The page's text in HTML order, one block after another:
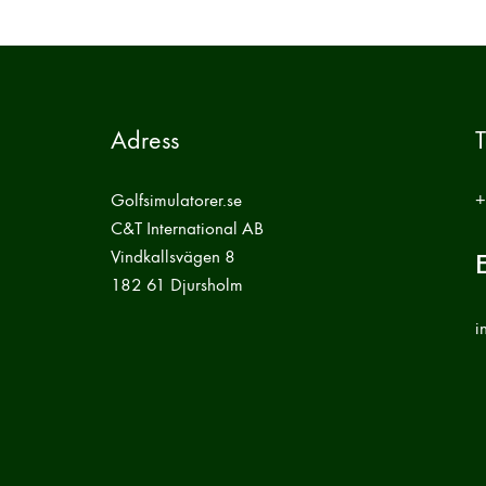
Adress
Golfsimulatorer.se
C&T International AB
Vindkallsvägen 8
182 61 Djursholm